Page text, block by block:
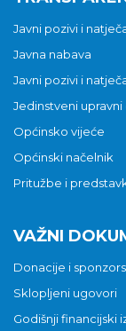
Javni pozivi i
Javna nabava
Javni pozivi i
Jedinstveni upravni
Općinsko vijeće
Općinski načelnik
Pritužbe i
VAŽNI
Donacije i
Sklopljeni ugovori
Godišnji financijski